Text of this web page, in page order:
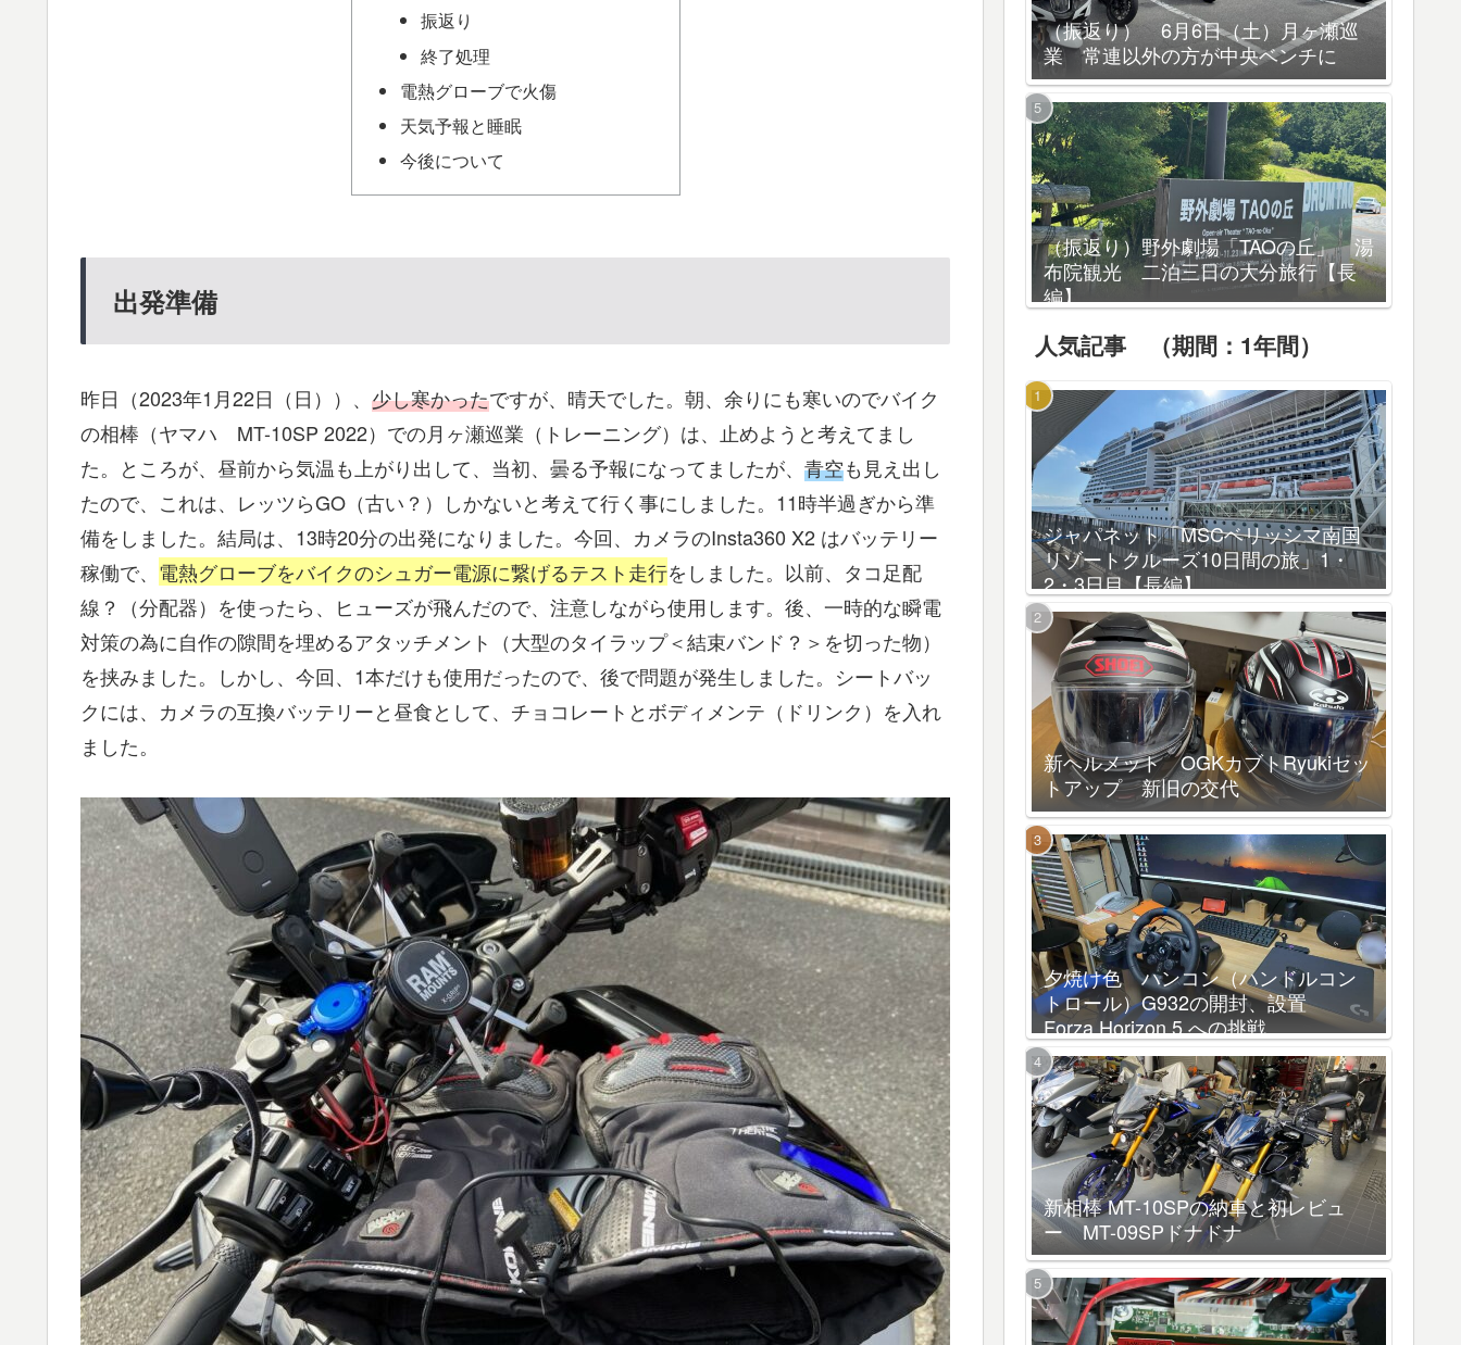
振返り
終了処理
電熱グローブで火傷
天気予報と睡眠
今後について
出発準備
昨日（2023年1月22日（日））、 少し寒かったですが、晴天でした。朝、余りにも寒いのでバイク
の相棒（ヤマハ MT-10SP 2022）での月ヶ瀬巡業（トレーニング）は、止めようと考えてまし
た。ところが、昼前から気温も上がり出して、当初、曇る予報になってましたが、 青空も見え出し
たので、これは、レッツらGO（古い？）しかないと考えて行く事にしました。11時半過ぎから準
備をしました。結局は、13時20分の出発になりました。今回、カメラのInsta360 X2 はバッテリー
稼働で、 電熱グローブをバイクのシュガー電源に繋げるテスト走行をしました。以前、タコ足配
線？（分配器）を使ったら、ヒューズが飛んだので、注意しながら使用します。後、一時的な瞬電
対策の為に自作の隙間を埋めるアタッチメント（大型のタイラップ＜結束バンド？＞を切った物）
を挟みました。しかし、今回、1本だけも使用だったので、後で問題が発生しました。シートバッ
クには、カメラの互換バッテリーと昼食として、チョコレートとボディメンテ（ドリンク）を入れ
ました。
（振返り） 6月6日（土）月ヶ瀬巡
業 常連以外の方が中央ベンチに
（振返り）野外劇場「TAOの丘」 湯
布院観光 二泊三日の大分旅行【長
編】
人気記事 （期間：1年間）
ジャパネット「MSCベリッシマ南国
リゾートクルーズ10日間の旅」1・
2・3日目【長編】
新ヘルメット OGKカブトRyukiセッ
トアップ 新旧の交代
夕焼け色 ハンコン（ハンドルコン
トロール）G932の開封、設置
Forza Horizon 5 への挑戦
新相棒 MT-10SPの納車と初レビュ
ー MT-09SPドナドナ